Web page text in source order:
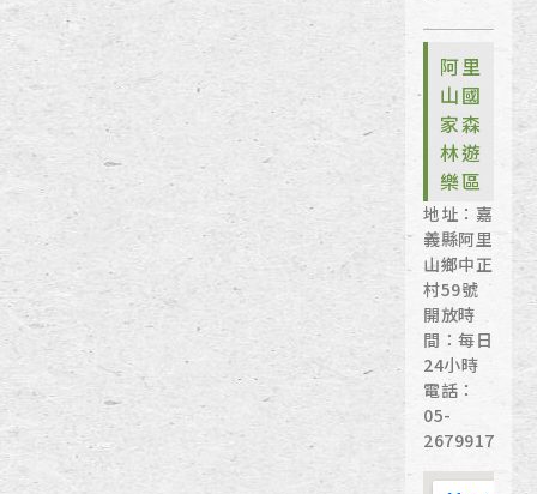
阿里
山國
家森
林遊
樂區
地址：嘉
義縣阿里
山鄉中正
村59號
開放時
間：每日
24小時
電話：
05-
2679917